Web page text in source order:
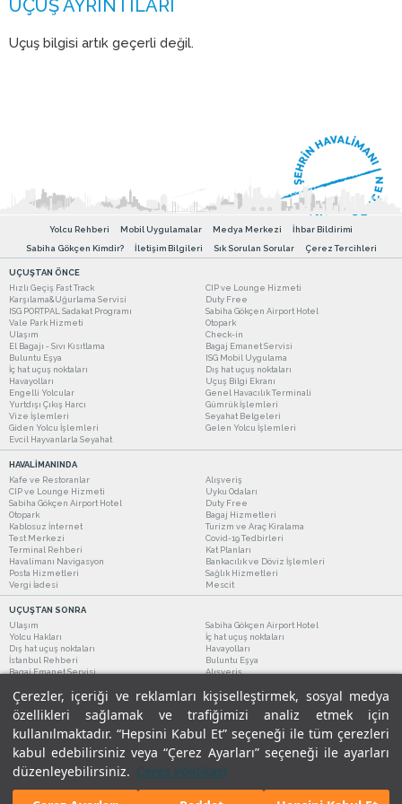
Çerezler, içeriği ve reklamları kişiselleştirmek, sosyal medya
özellikleri sağlamak ve trafiğimizi analiz etmek için
kullanılmaktadır. “Hepsini Kabul Et” seçeneği ile tüm çerezleri
kabul edebilirsiniz veya “Çerez Ayarları” seçeneği ile ayarları
düzenleyebilirsiniz. Çerez Politikası
Uçuş bilgisi artık geçerli değil.
Yolcu Rehberi Mobil Uygulamalar Medya Merkezi
İhbar Bildirimi
Sabiha Gökçen Kimdir?
İletişim Bilgileri Sık Sorulan Sorular Çerez Tercihleri
UÇUŞTAN ÖNCE
Hızlı Geçiş Fast Track
CIP ve Lounge Hizmeti
Karşılama&Uğurlama Servisi
Duty Free
ISG PORTPAL Sadakat Programı
Sabiha Gökçen Airport Hotel
Vale Park Hizmeti
Otopark
Ulaşım
Check-in
El Bagajı - Sıvı Kısıtlama
Bagaj Emanet Servisi
Buluntu Eşya
ISG Mobil Uygulama
İç hat uçuş noktaları
Dış hat uçuş noktaları
Havayolları
Uçuş Bilgi Ekranı
Engelli Yolcular
Genel Havacılık Terminali
Yurtdışı Çıkış Harcı
Gümrük İşlemleri
Vize İşlemleri
Seyahat Belgeleri
Giden Yolcu İşlemleri
Gelen Yolcu İşlemleri
Evcil Hayvanlarla Seyahat
HAVALİMANINDA
Kafe ve Restoranlar
Alışveriş
CIP ve Lounge Hizmeti
Uyku Odaları
Sabiha Gökçen Airport Hotel
Duty Free
Otopark
Bagaj Hizmetleri
Kablosuz İnternet
Turizm ve Araç Kiralama
Test Merkezi
Covid-19 Tedbirleri
Terminal Rehberi
Kat Planları
Havalimanı Navigasyon
Bankacılık ve Döviz İşlemleri
Posta Hizmetleri
Sağlık Hizmetleri
Vergi İadesi
Mescit
UÇUŞTAN SONRA
Ulaşım
Sabiha Gökçen Airport Hotel
Yolcu Hakları
İç hat uçuş noktaları
Dış hat uçuş noktaları
Havayolları
İstanbul Rehberi
Buluntu Eşya
Bagaj Emanet Servisi
Alışveriş